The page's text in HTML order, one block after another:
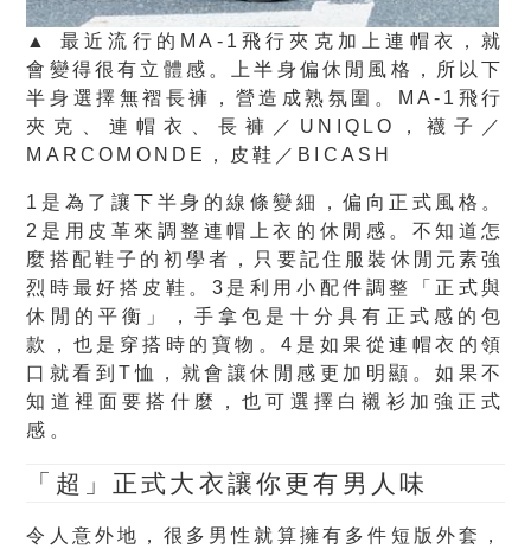
▲ 最近流行的MA-1飛行夾克加上連帽衣，就
會變得很有立體感。上半身偏休閒風格，所以下
半身選擇無褶長褲，營造成熟氛圍。MA-1飛行
夾克、連帽衣、長褲／UNIQLO，襪子／
MARCOMONDE，皮鞋／BICASH
1是為了讓下半身的線條變細，偏向正式風格。
2是用皮革來調整連帽上衣的休閒感。不知道怎
麼搭配鞋子的初學者，只要記住服裝休閒元素強
烈時最好搭皮鞋。3是利用小配件調整「正式與
休閒的平衡」，手拿包是十分具有正式感的包
款，也是穿搭時的寶物。4是如果從連帽衣的領
口就看到T恤，就會讓休閒感更加明顯。如果不
知道裡面要搭什麼，也可選擇白襯衫加強正式
感。
「超」正式大衣讓你更有男人味
令人意外地，很多男性就算擁有多件短版外套，